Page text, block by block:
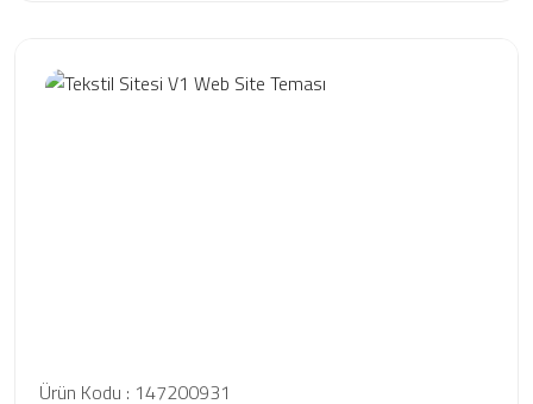
Ürün Kodu : 147200931